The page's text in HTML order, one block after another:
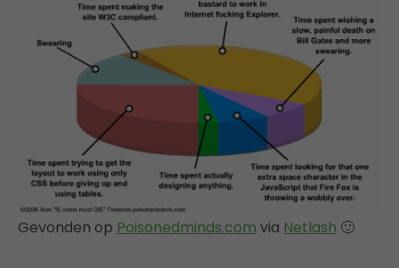
Gevonden op Poisonedminds.com via Netlash 🙂